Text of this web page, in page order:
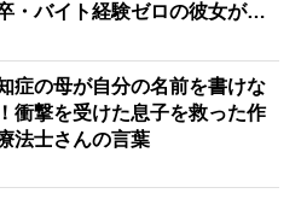
・バイト経験ゼロの彼女が見
ら自分らしくいられる」
症の母が自分の名前を書けな
衝撃を受けた息子を救った作
法士さんの言葉